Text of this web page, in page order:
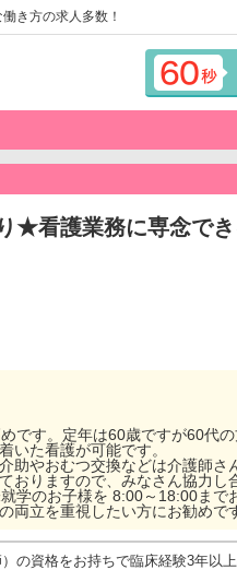
き方の求人多数！
★看護業務に専念
です。定年は60歳ですが60代
いた看護が可能です。
やおむつ交換などは介護師
おりますので、みなさん協力し
のお子様を 8:00～18:00まで
立を重視したい方にお勧めで
の資格をお持ちで臨床経験3年以